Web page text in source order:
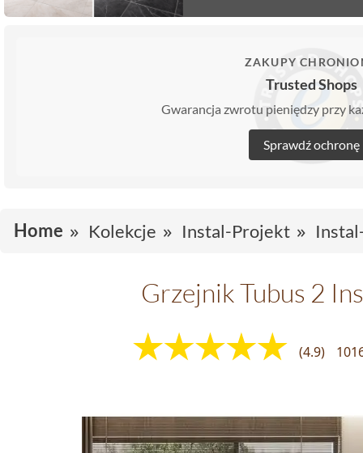
ZAKUPY
Trusted Shops
Gwarancja zwrotu pieniędzy przy
Sprawdź ochronę
Home Kolekcje Instal-Projekt
Grzejnik Tubus 2
(4.9)